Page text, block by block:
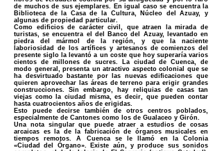
de muchos de sus ejemplares. En igual caso se encuentra la
Biblioteca de la Casa de la Cultura, Núcleo del Azuay, y
algunas de propiedad particular.
Como edificios de carácter civil, que atraen la mirada de
turistas, se encuentra el del Banco del Azuay, levantado en
piedra del mármol de la región, y que la naciente
laboriosidad de los artífices y artesanos de comienzos del
presente siglo la levantó a un coste que hoy superaría varios
cientos de millones de sucres. La ciudad de Cuenca, de
modo general, presenta un atractivo aspecto colonial que se
ha desvirtuado bastante por las nuevas edificaciones que
quieren aprovechar las áreas de terreno para erigir grandes
construcciones. Sin embargo, hay reliquias de casas tan
viejas como la ciudad misma, es decir, que pueden contar
hasta cuatrocientos años de erigidas.
Esto puede decirse también de otros centros poblados,
especialmente de Cantones como los de Gualaceo y Girón.
Una nota singular que puede atraer a estudios de cosas
arcaicas es la de la fabricación de órganos musicales en
tiempos remotos. A Cuenca se le llamó en la Colonia
«Ciudad del Órgano». Existe aún, y produce sus sonidos